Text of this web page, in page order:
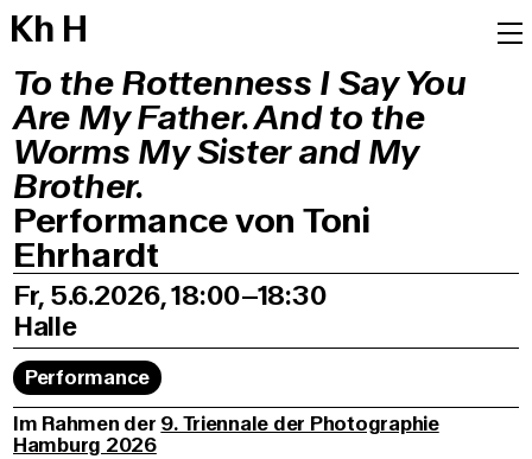
Kh H
To the Rottenness I Say You
Are My Father. And to the
Worms My Sister and My
Brother.
Performance von Toni
Ehrhardt
Fr, 5.6.2026, 18:00–18:30
Halle
Performance
Im Rahmen der 9. Triennale der Photographie
Hamburg 2026